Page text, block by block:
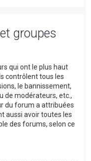
groupes
qui ont le plus haut
contrôlent tous les
le bannissement,
de modérateurs, etc.,
du forum a attribuées
aussi avoir toutes les
des forums, selon ce